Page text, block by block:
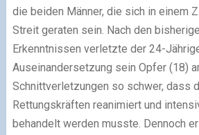
die beiden Männer, die sich in einem
Streit geraten sein. Nach den
Erkenntnissen verletzte der 24-
Auseinandersetzung sein Opfer (18)
Schnittverletzungen so schwer, dass
Rettungskräften reanimiert und
behandelt werden musste. Dennoch